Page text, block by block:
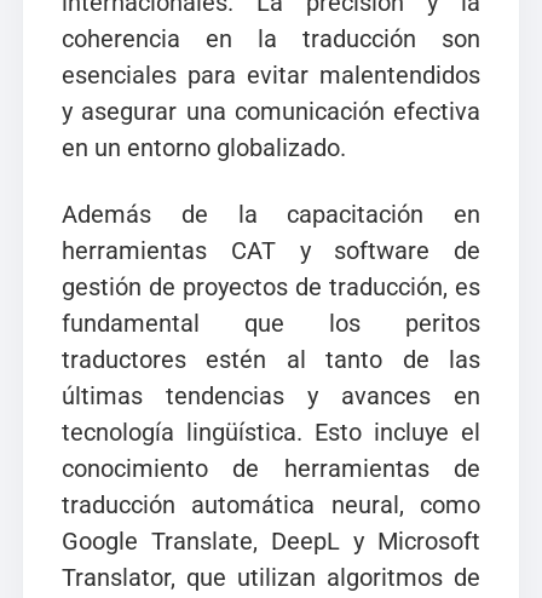
coherencia en la traducción son
esenciales para evitar malentendidos
y asegurar una comunicación efectiva
en un entorno globalizado.
Además de la capacitación en
herramientas CAT y software de
gestión de proyectos de traducción, es
fundamental que los peritos
traductores estén al tanto de las
últimas tendencias y avances en
tecnología lingüística. Esto incluye el
conocimiento de herramientas de
traducción automática neural, como
Google Translate, DeepL y Microsoft
Translator, que utilizan algoritmos de